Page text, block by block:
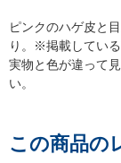
ピンクのハゲ皮と
り。※掲載してい
実物と色が違って
い。
この商品の